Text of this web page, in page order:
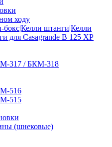
ходу
бокс|Келли штанги|Келли
для Casagrande B 125 XP
317 / БКМ-318
516
515
(шнековые)